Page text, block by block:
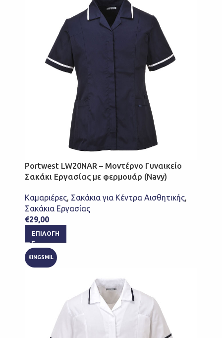
Portwest LW20NAR – Μοντέρνο Γυναικείο
Σακάκι Εργασίας με φερμουάρ (Navy)
Καμαριέρες, Σακάκια για Κέντρα Αισθητικής,
Σακάκια Εργασίας
€29,00
ΕΠΙΛΟΓΉ
KINGSMIL